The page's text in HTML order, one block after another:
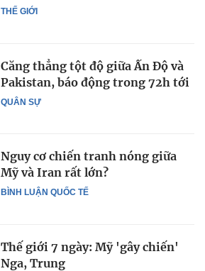
THẾ GIỚI
QUÂN SỰ
Căng thẳng tột độ giữa Ấn Độ và
Pakistan, báo động trong 72h tới
BÌNH LUẬN QUỐC TẾ
Nguy cơ chiến tranh nóng giữa
Mỹ và Iran rất lớn?
Thế giới 7 ngày: Mỹ 'gây chiến'
Nga, Trung